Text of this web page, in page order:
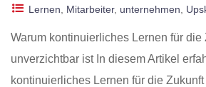
Lernen Mitarbeiter, unternehmen
Warum kontinuierliches Lernen für die
unverzichtbar ist In diesem Artikel
kontinuierliches Lernen für die